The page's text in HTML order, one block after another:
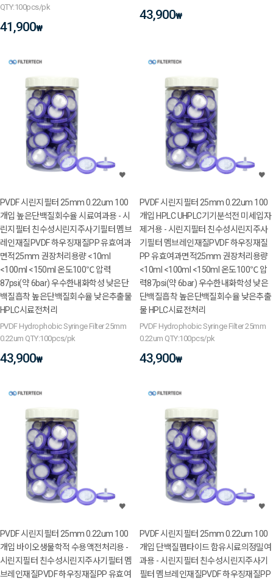
QTY:100pcs/pk
41,900₩
43,900₩
PVDF 시린지필터 25mm 0.22um 100
개입 높은단백질회수율 시료여과용 - 시
린지필터 친수성시린지주사기필터 멤브
레인재질PVDF 하우징재질PP 유효여과
면적25mm 권장처리용량 <10ml
<100ml <150ml 온도100℃ 압력
87psi(약 6bar) 우수한내화학성 낮은단
백질흡착 높은단백질회수율 낮은추출물
HPLC시료전처리
PVDF Hydrophobic Syringe Filter 25mm
0.22um QTY:100pcs/pk
43,900₩
PVDF 시린지필터 25mm 0.22um 100
개입 HPLC UHPLC기기분석전 미세입자
제거용 - 시린지필터 친수성시린지주사
기필터 멤브레인재질PVDF 하우징재질
PP 유효여과면적25mm 권장처리용량
<10ml <100ml <150ml 온도100℃ 압
력87psi(약 6bar) 우수한내화학성 낮은
단백질흡착 높은단백질회수율 낮은추출
물 HPLC시료전처리
PVDF Hydrophobic Syringe Filter 25mm
0.22um QTY:100pcs/pk
43,900₩
PVDF 시린지필터 25mm 0.22um 100
개입 바이오생물학적 수용액전처리용 -
시린지필터 친수성시린지주사기필터 멤
브레인재질PVDF 하우징재질PP 유효여
PVDF 시린지필터 25mm 0.22um 100
개입 단백질펩타이드 함유시료의정밀여
과용 - 시린지필터 친수성시린지주사기
필터 멤브레인재질PVDF 하우징재질PP